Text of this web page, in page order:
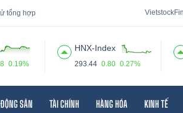
tổng hợp
0.19%
HNX-Index
293.44 0.80 0.27%
SẢN TÀI CHÍNH HÀNG HÓA KINH TẾ